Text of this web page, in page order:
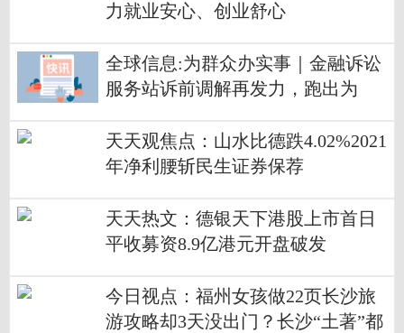
力就业安心、创业舒心
全球信息:为群众办实事｜金融诉讼
服务站诉前调解再发力，跑出为
天天观焦点：山水比德跌4.02%2021
年净利腰斩民生证券保荐
天天热文：德银天下港股上市首日
平收募资8.9亿港元开盘破发
今日视点：福州女孩做22页长沙旅
游攻略却3天没出门？长沙“土著”都